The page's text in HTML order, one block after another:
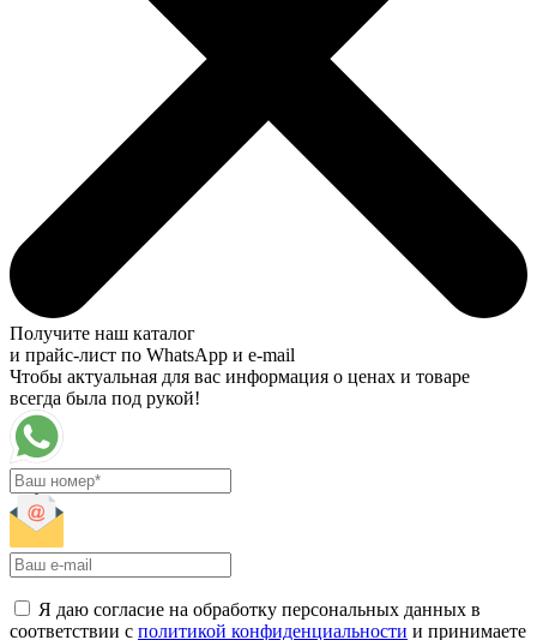
Получите наш каталог
и прайс-лист по WhatsApp и e-mail
Чтобы актуальная для вас информация о ценах и товаре
всегда была под рукой!
Я даю согласие на обработку персональных данных в
соответствии с политикой конфиденциальности и принимаете